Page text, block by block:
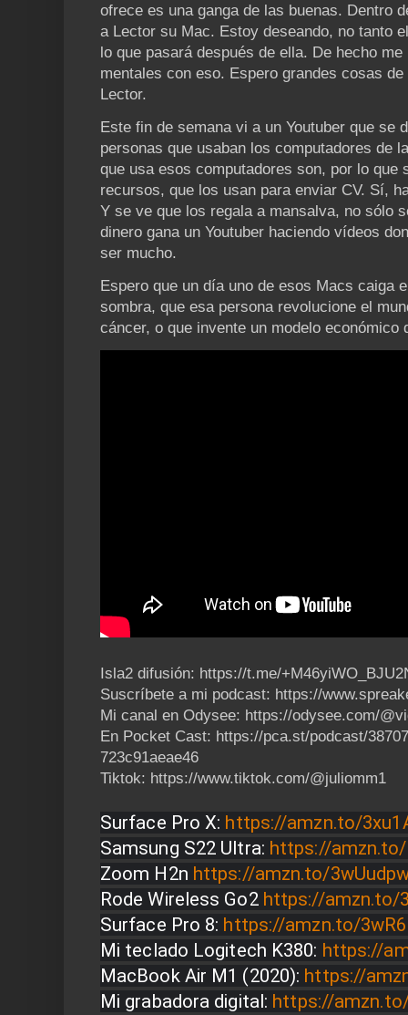
ofrece es una ganga de las buenas. Dentro
a Lector su Mac. Estoy deseando, no tanto
lo que pasará después de ella. De hecho
mentales con eso. Espero grandes cosas
Lector.
Este fin de semana vi a un Youtuber que se
personas que usaban los computadores de
que usa esos computadores son, por lo que
recursos, que los usan para enviar CV. Sí,
Y se ve que los regala a mansalva, no sólo
dinero gana un Youtuber haciendo vídeos
ser mucho.
Espero que un día uno de esos Macs caiga
sombra, que esa persona revolucione el
cáncer, o que invente un modelo
Isla2 difusión: https://t.me/
Suscríbete a mi podcast: https://
Mi canal en Odysee: https://odysee.com/
En Pocket Cast: https://pca.st/podcast/
723c91aeae46
Tiktok: https://www.tiktok.com/@juliomm1
Surface Pro X: https://amzn.to/
Samsung S22 Ultra: https://
Zoom H2n https://amzn.to/
Rode Wireless Go2 https://amzn.to/
Surface Pro 8: https://amzn.to/
Mi teclado Logitech K380: https://
MacBook Air M1 (2020): https://
Mi grabadora digital: https://